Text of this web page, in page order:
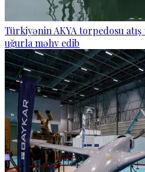
Türkiyənin AKYA torpedosu
uğurla məhv edib